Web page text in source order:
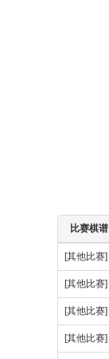
比赛棋谱
[其他比赛]
[其他比赛]
[其他比赛]
[其他比赛]